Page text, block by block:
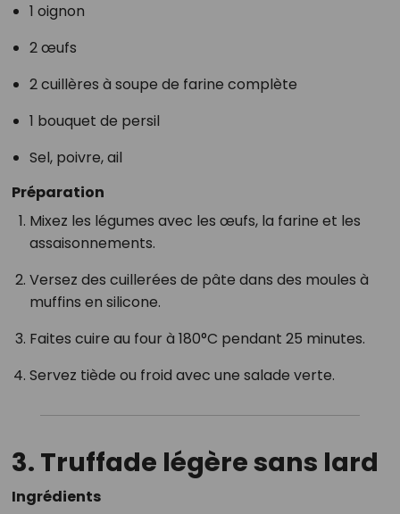
1 oignon
2 œufs
2 cuillères à soupe de farine complète
1 bouquet de persil
Sel, poivre, ail
Préparation
Mixez les légumes avec les œufs, la farine et les
assaisonnements.
Versez des cuillerées de pâte dans des moules à
muffins en silicone.
Faites cuire au four à 180°C pendant 25 minutes.
Servez tiède ou froid avec une salade verte.
3. Truffade légère sans lard
Ingrédients